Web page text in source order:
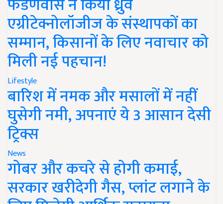
एग्रीटेक्नोलॉजीज के संस्थापकों का
सम्मान, किसानों के लिए नवाचार को
मिली नई पहचान!
Lifestyle
बारिश में नमक और मसालों में नहीं
घुसेगी नमी, अपनाएं ये 3 आसान देसी
ट्रिक्स
News
गोबर और कचरे से होगी कमाई,
सरकार खरीदेगी गैस, प्लांट लगाने के